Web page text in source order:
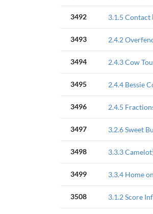
3492 3.1.5 Contact
3493 2.4.2
3494 2.4.3 Cow
3495 2.4.4 Bessie
3496 2.4.5
3497 3.2.6 Sweet
3498 3.3.3
3499 3.3.4 Home
3508 3.1.2 Score